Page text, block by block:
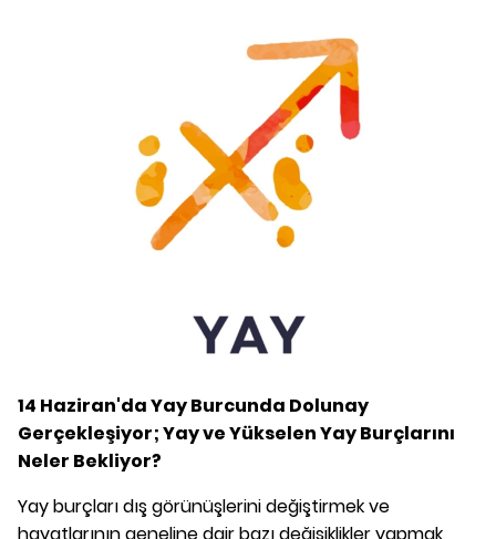
14 Haziran'da Yay Burcunda Dolunay
Gerçekleşiyor; Yay ve Yükselen Yay Burçlarını
Neler Bekliyor?
Yay burçları dış görünüşlerini değiştirmek ve
hayatlarının geneline dair bazı değişiklikler yapmak